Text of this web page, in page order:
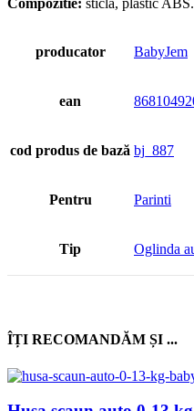
Compozitie: sticla, plastic ABS.
producator BabyJem
ean
cod produs de bază bj_887
Pentru Parinti
Tip Oglinda
ÎȚI RECOMANDĂM ȘI ...